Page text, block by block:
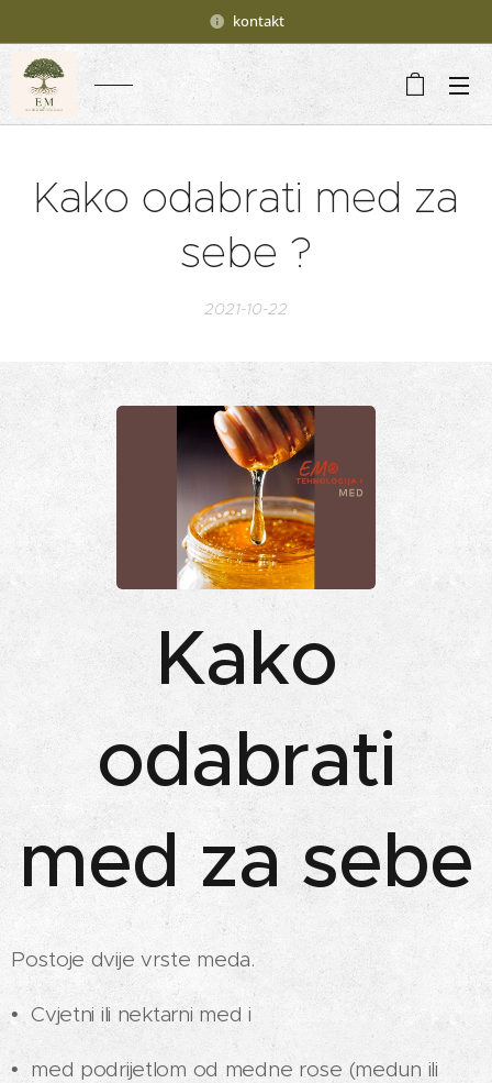
kontakt
Kako odabrati med za
sebe ?
2021-10-22
Kako
odabrati
med za sebe
Postoje dvije vrste meda.
• Cvjetni ili nektarni med i
• med podrijetlom od medne rose (medun ili